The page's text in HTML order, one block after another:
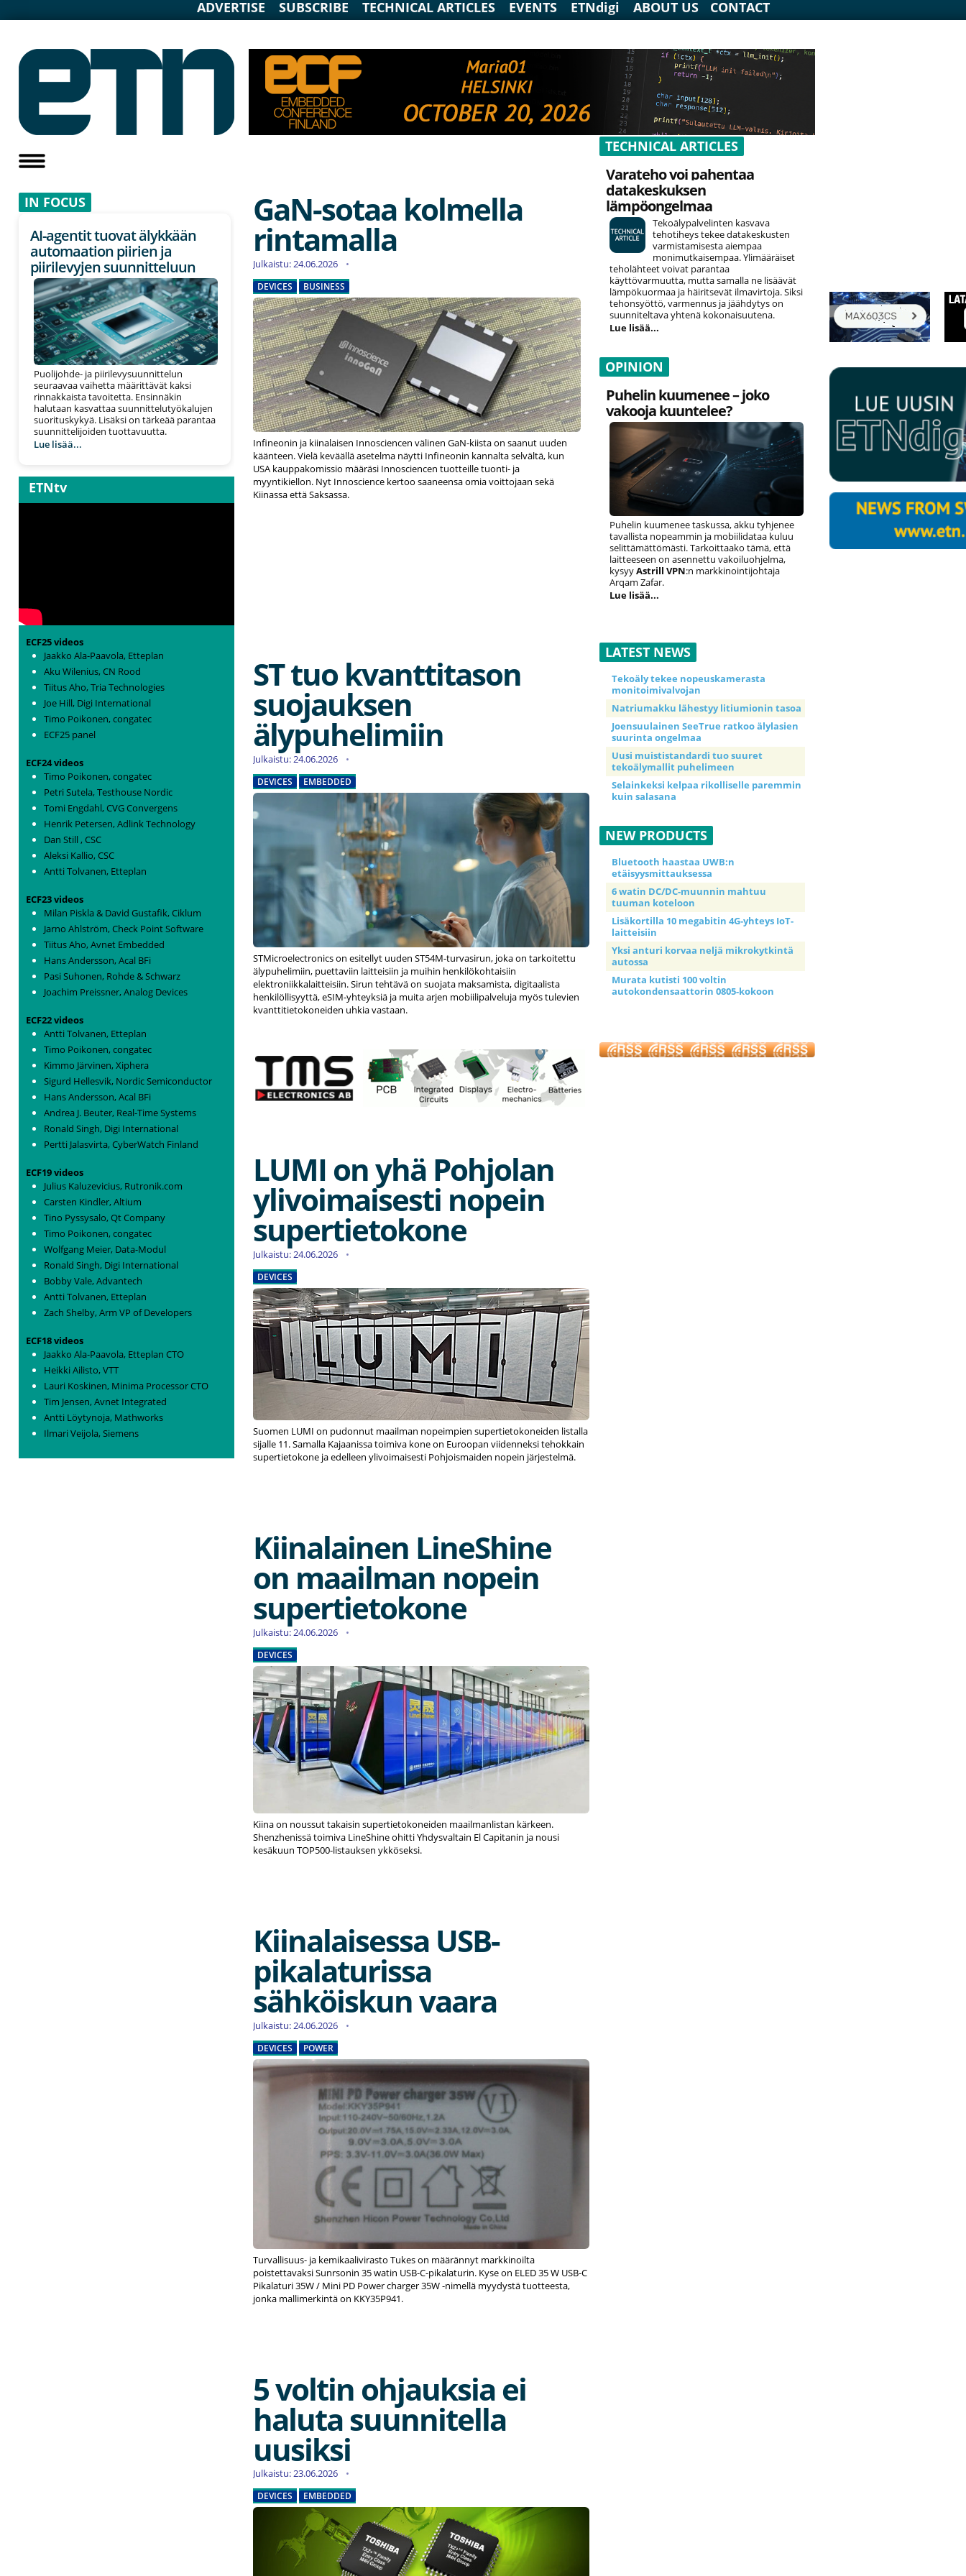
ADVERTISE SUBSCRIBE TECHNICAL ARTICLES EVENTS ETNdigi ABOUT US CONTACT
IN FOCUS
AI-agentit tuovat älykkään
automaation piirien ja
piirilevyjen suunnitteluun
Puolijohde- ja piirilevysuunnittelun
seuraavaa vaihetta määrittävät kaksi
rinnakkaista tavoitetta. Ensinnäkin
halutaan kasvattaa suunnittelutyökalujen
suorituskykyä. Lisäksi on tärkeää parantaa
suunnittelijoiden tuottavuutta.
Lue lisää...
ETNtv
ECF25 videos
Jaakko Ala-Paavola, Etteplan
Aku Wilenius, CN Rood
Tiitus Aho, Tria Technologies
Joe Hill, Digi International
Timo Poikonen, congatec
ECF25 panel
ECF24 videos
Timo Poikonen, congatec
Petri Sutela, Testhouse Nordic
Tomi Engdahl, CVG Convergens
Henrik Petersen, Adlink Technology
Dan Still , CSC
Aleksi Kallio, CSC
Antti Tolvanen, Etteplan
ECF23 videos
Milan Piskla & David Gustafik, Ciklum
Jarno Ahlström, Check Point Software
Tiitus Aho, Avnet Embedded
Hans Andersson, Acal BFi
Pasi Suhonen, Rohde & Schwarz
Joachim Preissner, Analog Devices
ECF22 videos
Antti Tolvanen, Etteplan
Timo Poikonen, congatec
Kimmo Järvinen, Xiphera
Sigurd Hellesvik, Nordic Semiconductor
Hans Andersson, Acal BFi
Andrea J. Beuter, Real-Time Systems
Ronald Singh, Digi International
Pertti Jalasvirta, CyberWatch Finland
ECF19 videos
Julius Kaluzevicius, Rutronik.com
Carsten Kindler, Altium
Tino Pyssysalo, Qt Company
Timo Poikonen, congatec
Wolfgang Meier, Data-Modul
Ronald Singh, Digi International
Bobby Vale, Advantech
Antti Tolvanen, Etteplan
Zach Shelby, Arm VP of Developers
ECF18 videos
Jaakko Ala-Paavola, Etteplan CTO
Heikki Ailisto, VTT
Lauri Koskinen, Minima Processor CTO
Tim Jensen, Avnet Integrated
Antti Löytynoja, Mathworks
Ilmari Veijola, Siemens
GaN-sotaa kolmella
rintamalla
Julkaistu: 24.06.2026
DEVICES BUSINESS
Infineonin ja kiinalaisen Innosciencen välinen GaN-kiista on saanut uuden
käänteen. Vielä keväällä asetelma näytti Infineonin kannalta selvältä, kun
USA kauppakomissio määräsi Innosciencen tuotteille tuonti- ja
myyntikiellon. Nyt Innoscience kertoo saaneensa omia voittojaan sekä
Kiinassa että Saksassa.
ST tuo kvanttitason
suojauksen
älypuhelimiin
Julkaistu: 24.06.2026
DEVICES EMBEDDED
STMicroelectronics on esitellyt uuden ST54M-turvasirun, joka on tarkoitettu
älypuhelimiin, puettaviin laitteisiin ja muihin henkilökohtaisiin
elektroniikkalaitteisiin. Sirun tehtävä on suojata maksamista, digitaalista
henkilöllisyyttä, eSIM-yhteyksiä ja muita arjen mobiilipalveluja myös tulevien
kvanttitietokoneiden uhkia vastaan.
LUMI on yhä Pohjolan
ylivoimaisesti nopein
supertietokone
Julkaistu: 24.06.2026
DEVICES
Suomen LUMI on pudonnut maailman nopeimpien supertietokoneiden listalla
sijalle 11. Samalla Kajaanissa toimiva kone on Euroopan viidenneksi tehokkain
supertietokone ja edelleen ylivoimaisesti Pohjoismaiden nopein järjestelmä.
Kiinalainen LineShine
on maailman nopein
supertietokone
Julkaistu: 24.06.2026
DEVICES
Kiina on noussut takaisin supertietokoneiden maailmanlistan kärkeen.
Shenzhenissä toimiva LineShine ohitti Yhdysvaltain El Capitanin ja nousi
kesäkuun TOP500-listauksen ykköseksi.
Kiinalaisessa USB-
pikalaturissa
sähköiskun vaara
Julkaistu: 24.06.2026
DEVICES POWER
Turvallisuus- ja kemikaalivirasto Tukes on määrännyt markkinoilta
poistettavaksi Sunrsonin 35 watin USB-C-pikalaturin. Kyse on ELED 35 W USB-C
Pikalaturi 35W / Mini PD Power charger 35W -nimellä myydystä tuotteesta,
jonka mallimerkintä on KKY35P941.
5 voltin ohjauksia ei
haluta suunnitella
uusiksi
Julkaistu: 23.06.2026
DEVICES EMBEDDED
TECHNICAL ARTICLES
Varateho voi pahentaa
datakeskuksen
lämpöongelmaa
Tekoälypalvelinten kasvava
tehotiheys tekee datakeskusten
varmistamisesta aiempaa
monimutkaisempaa. Ylimääräiset
teholähteet voivat parantaa
käyttövarmuutta, mutta samalla ne lisäävät
lämpökuormaa ja häiritsevät ilmavirtoja. Siksi
tehonsyöttö, varmennus ja jäähdytys on
suunniteltava yhtenä kokonaisuutena.
Lue lisää...
OPINION
Puhelin kuumenee – joko
vakooja kuuntelee?
Puhelin kuumenee taskussa, akku tyhjenee
tavallista nopeammin ja mobiilidataa kuluu
selittämättömästi. Tarkoittaako tämä, että
laitteeseen on asennettu vakoiluohjelma,
kysyyAstrill VPN:n markkinointijohtaja
Arqam Zafar.
Lue lisää...
LATEST NEWS
Tekoäly tekee nopeuskamerasta
monitoimivalvojan
Natriumakku lähestyy litiumionin tasoa
Joensuulainen SeeTrue ratkoo älylasien
suurinta ongelmaa
Uusi muististandardi tuo suuret
tekoälymallit puhelimeen
Selainkeksi kelpaa rikolliselle paremmin
kuin salasana
NEW PRODUCTS
Bluetooth haastaa UWB:n
etäisyysmittauksessa
6 watin DC/DC-muunnin mahtuu
tuuman koteloon
Lisäkortilla 10 megabitin 4G-yhteys IoT-
laitteisiin
Yksi anturi korvaa neljä mikrokytkintä
autossa
Murata kutisti 100 voltin
autokondensaattorin 0805-kokoon